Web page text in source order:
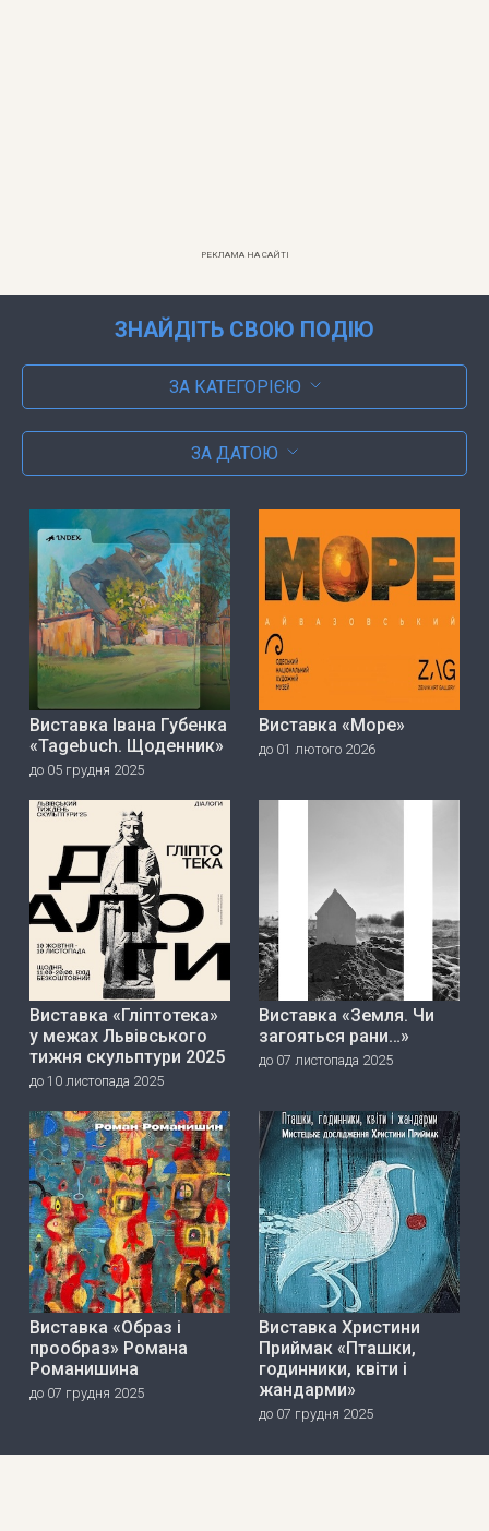
РЕКЛАМА НА САЙТІ
ЗНАЙДІТЬ СВОЮ ПОДІЮ
ЗА КАТЕГОРІЄЮ
ЗА ДАТОЮ
Виставка Івана Губенка
«Tagebuch. Щоденник»
до 05 грудня 2025
Виставка «Море»
до 01 лютого 2026
Виставка «Гліптотека»
у межах Львівського
тижня скульптури 2025
до 10 листопада 2025
Виставка «Земля. Чи
загояться рани…»
до 07 листопада 2025
Виставка «Образ і
прообраз» Романа
Романишина
до 07 грудня 2025
Виставка Христини
Приймак «Пташки,
годинники, квіти і
жандарми»
до 07 грудня 2025